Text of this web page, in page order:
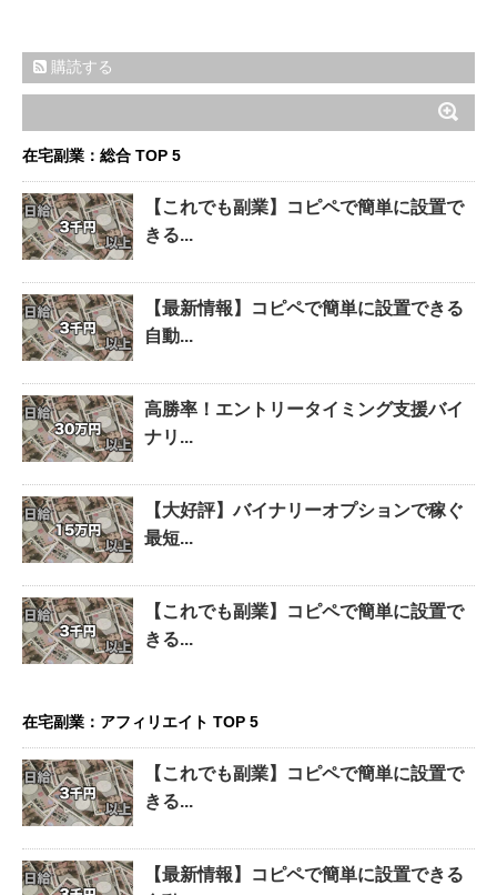
購読する
在宅副業：総合 TOP 5
【これでも副業】コピペで簡単に設置で
きる...
【最新情報】コピペで簡単に設置できる
自動...
高勝率！エントリータイミング支援バイ
ナリ...
【大好評】バイナリーオプションで稼ぐ
最短...
【これでも副業】コピペで簡単に設置で
きる...
在宅副業：アフィリエイト TOP 5
【これでも副業】コピペで簡単に設置で
きる...
【最新情報】コピペで簡単に設置できる